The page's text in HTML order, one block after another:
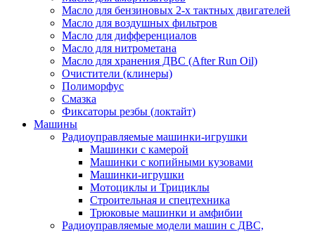
Масло для бензиновых 2-х тактных двигателей
Масло для воздушных фильтров
Масло для дифференциалов
Масло для нитрометана
Масло для хранения ДВС (After Run Oil)
Очистители (клинеры)
Полиморфус
Смазка
Фиксаторы резбы (локтайт)
Машины
Радиоуправляемые машинки-игрушки
Машинки с камерой
Машинки с копийными кузовами
Машинки-игрушки
Мотоциклы и Трициклы
Строительная и спецтехника
Трюковые машинки и амфибии
Радиоуправляемые модели машин с ДВС,